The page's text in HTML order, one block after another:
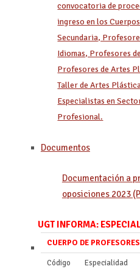
convocatoria de
ingreso en los
Secundaria,
Idiomas, Profesores
Profesores de Artes
Taller de Artes
Especialistas en
Profesional.
Documentos
Documentación a
oposiciones 2023
UGT INFORMA:
CUERPO DE
Código Especialidad